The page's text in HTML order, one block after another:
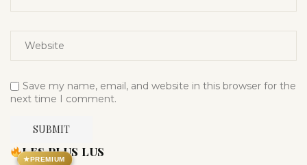
Save my name, email, and website in this browser for the
next time I comment.
★ PREMIUM
LES PLUS LUS